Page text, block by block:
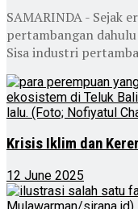
SAMARINDA - Sejak
pertambangan
Sisa industri
Krisis Iklim dan
12 June 2025